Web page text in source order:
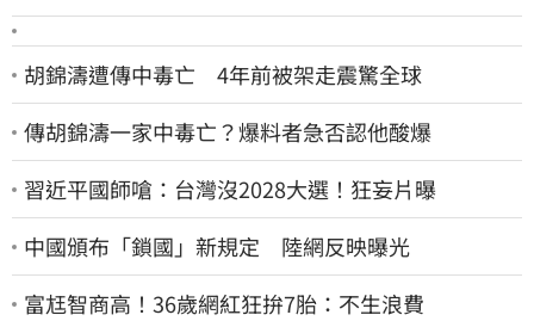
胡錦濤遭傳中毒亡 4年前被架走震驚全球
傳胡錦濤一家中毒亡？爆料者急否認他酸爆
習近平國師嗆：台灣沒2028大選！狂妄片曝
中國頒布「鎖國」新規定 陸網反映曝光
富尪智商高！36歲網紅狂拚7胎：不生浪費